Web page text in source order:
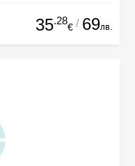
35.28
€ / 69лв.